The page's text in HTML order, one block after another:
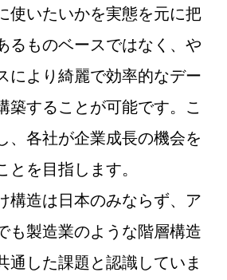
使いたいかを実態を元に把
るものベースではなく、や
により綺麗で効率的なデー
築することが可能です。こ
、各社が企業成長の機会を
を目指します。
構造は日本のみならず、ア
も製造業のような階層構造
通した課題と認識していま